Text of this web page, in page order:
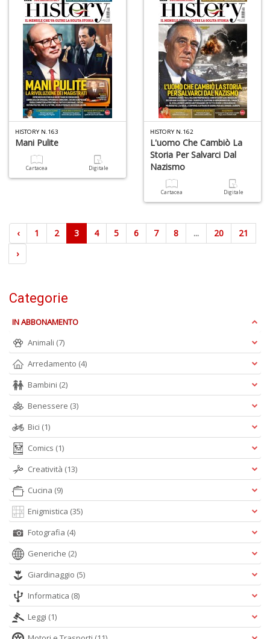
HISTORY N.163
Mani Pulite
Cartacea Digitale
HISTORY N.162
L'uomo Che Cambiò La
Storia Per Salvarci Dal
Nazismo
Cartacea Digitale
‹ 1 2 3 4 5 6 7 8 ... 20
21
›
Categorie
IN ABBONAMENTO
Animali (7)
Arredamento (4)
Bambini (2)
Benessere (3)
Bici (1)
Comics (1)
Creatività (13)
Cucina (9)
Enigmistica (35)
Fotografia (4)
Generiche (2)
Giardinaggio (5)
Informatica (8)
Leggi (1)